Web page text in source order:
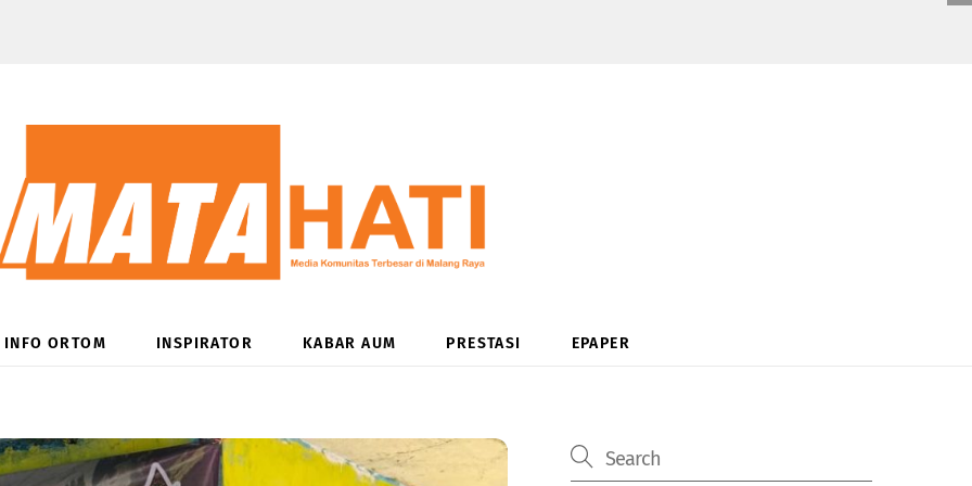
INFO ORTOM INSPIRATOR KABAR AUM PRESTASI EPAPER